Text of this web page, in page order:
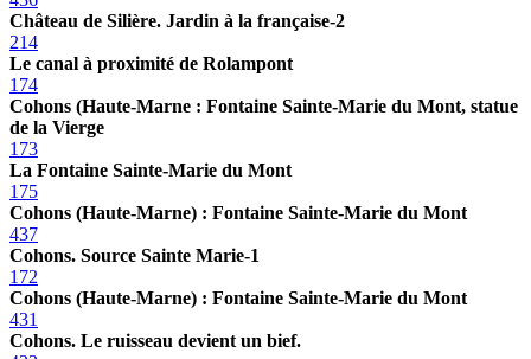
Château de Silière. Jardin à la française-2
214
Le canal à proximité de Rolampont
174
Cohons (Haute-Marne : Fontaine Sainte-Marie du Mont, statue
de la Vierge
173
La Fontaine Sainte-Marie du Mont
175
Cohons (Haute-Marne) : Fontaine Sainte-Marie du Mont
437
Cohons. Source Sainte Marie-1
172
Cohons (Haute-Marne) : Fontaine Sainte-Marie du Mont
431
Cohons. Le ruisseau devient un bief.